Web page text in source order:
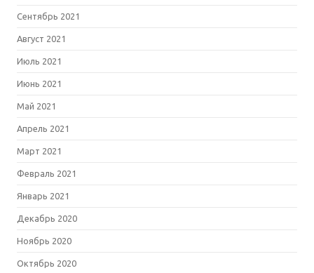
Сентябрь 2021
Август 2021
Июль 2021
Июнь 2021
Май 2021
Апрель 2021
Март 2021
Февраль 2021
Январь 2021
Декабрь 2020
Ноябрь 2020
Октябрь 2020